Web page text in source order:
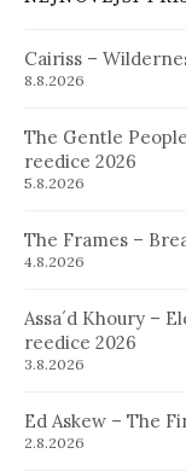
Cairiss –
8.8.2026
The Gentle
reedice 2026
5.8.2026
The Frames –
4.8.2026
Assa´d Khoury –
reedice 2026
3.8.2026
Ed Askew – The
2.8.2026